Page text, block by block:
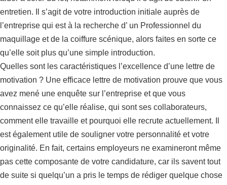
entretien. Il s’agit de votre introduction initiale auprès de
l’entreprise qui est à la recherche d’ un Professionnel du
maquillage et de la coiffure scénique, alors faites en sorte ce
qu’elle soit plus qu’une simple introduction.
Quelles sont les caractéristiques l’excellence d’une lettre de
motivation ? Une efficace lettre de motivation prouve que vous
avez mené une enquête sur l’entreprise et que vous
connaissez ce qu’elle réalise, qui sont ses collaborateurs,
comment elle travaille et pourquoi elle recrute actuellement. Il
est également utile de souligner votre personnalité et votre
originalité. En fait, certains employeurs ne examineront même
pas cette composante de votre candidature, car ils savent tout
de suite si quelqu’un a pris le temps de rédiger quelque chose